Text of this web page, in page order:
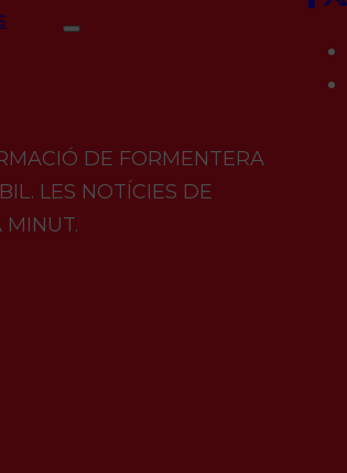
DE FORMENTERA
LES NOTÍCIES DE
MINUT.